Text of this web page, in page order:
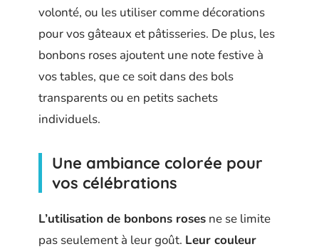
volonté, ou les utiliser comme décorations
pour vos gâteaux et pâtisseries. De plus, les
bonbons roses ajoutent une note festive à
vos tables, que ce soit dans des bols
transparents ou en petits sachets
individuels.
Une ambiance colorée pour
vos célébrations
L’utilisation de bonbons roses ne se limite
pas seulement à leur goût. Leur couleur